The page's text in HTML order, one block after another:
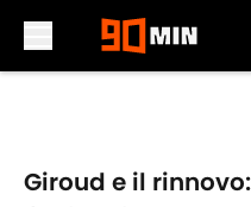
Giroud e il